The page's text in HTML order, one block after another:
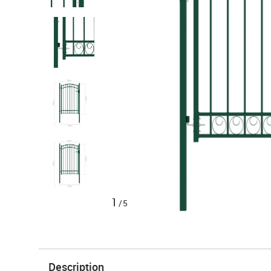
1 /5
Description